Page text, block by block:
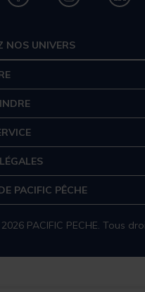
NOS UNIVERS
PACIFIC PÊCHE
PACIFIC PECHE. Tous